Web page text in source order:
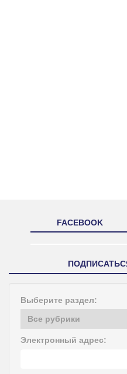
FACEBOOK
Выберите раздел:
Электронный адрес: